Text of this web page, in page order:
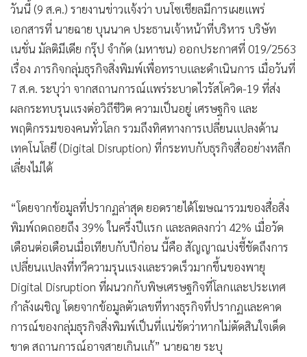
• Motoring
• เกม
• วิทยาศาสตร์
• SMEs
อินโดจีน
กองทุนรวม
• Celeb Online
• ญี่ปุ่น
• News1
• Gotomanager
วันนี้ (9 ส.ค.) รายงานข่าวแจ้งว่า บนโซเชียลมีการเผยแพร่
เอกสารที่ นายฉาย บุนนาค ประธานเจ้าหน้าที่บริหาร บริษัท
เนชั่น มัลติมีเดีย กรุ๊ป จำกัด (มหาชน) ออกประกาศที่ 019/2563
เรื่อง ภารกิจกลุ่มธุรกิจสิ่งพิมพ์เพื่อทราบและดำเนินการ เมื่อวันที่
7 ส.ค. ระบุว่า จากสถานการณ์แพร่ระบาดไวรัสโควิด-19 ที่ส่ง
ผลกระทบรุนแรงต่อวิถีชีวิต ความเป็นอยู่ เศรษฐกิจ และ
พฤติกรรมของคนทั่วโลก รวมถึงทิศทางการเปลี่ยนแปลงด้าน
เทคโนโลยี (Digital Disruption) ที่กระทบกับธุรกิจสื่ออย่างหลีก
เลี่ยงไม่ได้
“โดยจากข้อมูลที่ปรากฏล่าสุด ยอดรายได้โฆษณารวมของสื่อสิ่ง
พิมพ์ถดถอยถึง 39% ในครึ่งปีแรก และลดลงกว่า 42% เมื่อวัด
เดือนต่อเดือนเมื่อเทียบกับปีก่อน นี้คือ สัญญาณบ่งชี้ชัดถึงการ
เปลี่ยนแปลงที่ทวีความรุนแรงและรวดเร็วมากขึ้นของพายุ
Digital Disruption ที่ผนวกกับพิษเศรษฐกิจที่โลกและประเทศ
กำลังเผชิญ โดยจากข้อมูลตัวเลขที่ทางธุรกิจที่ปรากฏและคาด
การณ์ของกลุ่มธุรกิจสิ่งพิมพ์เป็นที่แน่ชัดว่าหากไม่ตัดสินใจเด็ด
ขาด สถานการณ์อาจสายเกินแก้” นายฉาย ระบุ